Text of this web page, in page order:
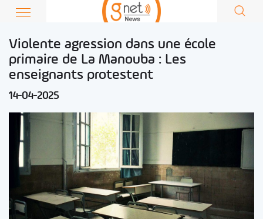
Violente agression dans une école
primaire de La Manouba : Les
enseignants protestent
14-04-2025